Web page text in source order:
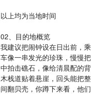
以上均为当地时间
02、目的地概览
我建议把闹钟设在日出前，
车像一串发光的珍珠，慢慢
中拍击礁石，像给清晨配的
木栈道贴着悬崖，回头能把
间翻贝壳，你蹲下来看，他